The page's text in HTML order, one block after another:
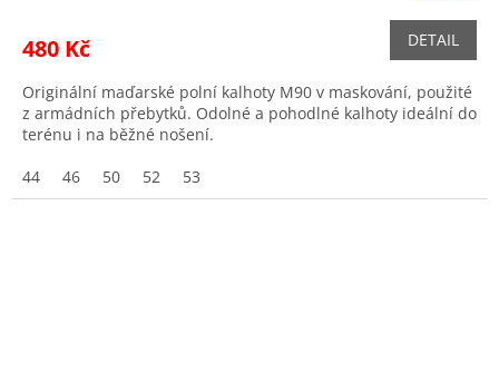
je
z
5
hvězdiček.
480 Kč DETAIL
Originální maďarské polní kalhoty M90 v maskování, použité
z armádních přebytků. Odolné a pohodlné kalhoty ideální do
terénu i na běžné nošení.
44
46 50 52 53